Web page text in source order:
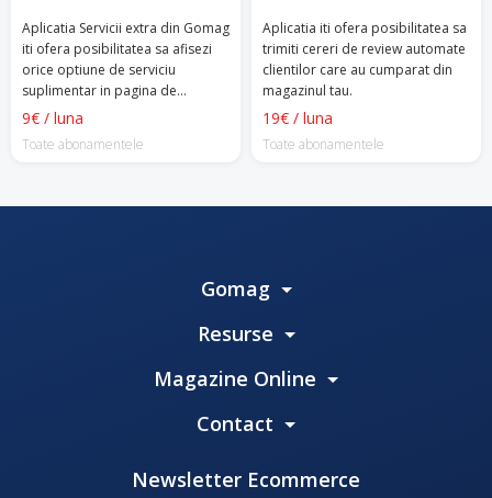
Aplicatia Servicii extra din Gomag
iti ofera posibilitatea sa afisezi
orice optiune de serviciu
suplimentar in pagina de
finalizare comanda a
9€ / luna
Toate abonamentele
Aplicatia iti ofera posibilitatea sa
trimiti cereri de review automate
clientilor care au cumparat din
magazinul tau.
19€ / luna
Toate abonamentele
Gomag
Resurse
Magazine Online
Contact
Newsletter Ecommerce